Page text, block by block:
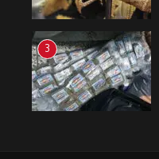
3